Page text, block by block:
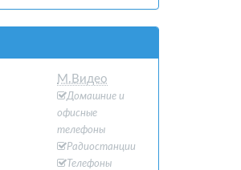
М.Видео
Домашние и
офисные
телефоны
Радиостанции
Телефоны